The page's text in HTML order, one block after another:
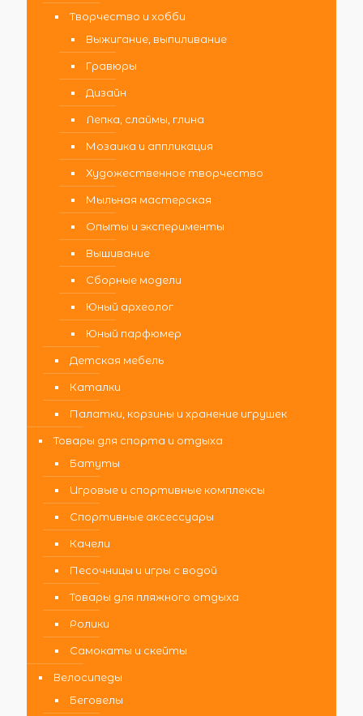
Творчество и хобби
Выжигание, выпиливание
Гравюры
Дизайн
Лепка, слаймы, глина
Мозаика и аппликация
Художественное творчество
Мыльная мастерская
Опыты и эксперименты
Вышивание
Сборные модели
Юный археолог
Юный парфюмер
Детская мебель
Каталки
Палатки, корзины и хранение игрушек
Товары для спорта и отдыха
Батуты
Игровые и спортивные комплексы
Спортивные аксессуары
Качели
Песочницы и игры с водой
Товары для пляжного отдыха
Ролики
Самокаты и скейты
Велосипеды
Беговелы